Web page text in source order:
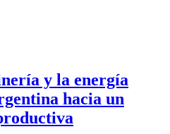
y la energía
hacia un